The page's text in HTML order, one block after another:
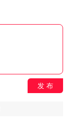
发 布